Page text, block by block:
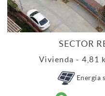
SECTOR
Vivienda - 4,81
Energía